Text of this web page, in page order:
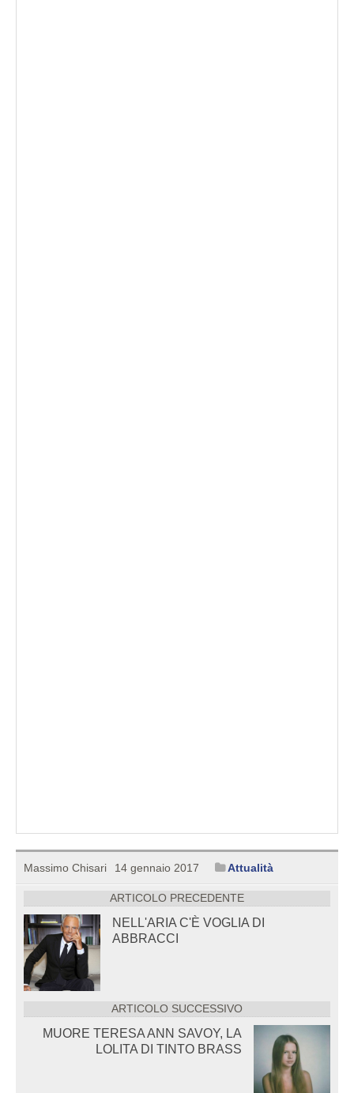
Massimo Chisari 14 gennaio 2017 Attualità
ARTICOLO PRECEDENTE
NELL'ARIA C'È VOGLIA DI
ABBRACCI
ARTICOLO SUCCESSIVO
MUORE TERESA ANN SAVOY, LA
LOLITA DI TINTO BRASS